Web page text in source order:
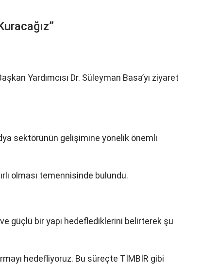
Yardımcısı Dr. Süleyman Basa’yı ziyaret
sektörünün gelişimine yönelik önemli
olması temennisinde bulundu.
güçlü bir yapı hedeflediklerini belirterek şu
hedefliyoruz. Bu süreçte TİMBİR gibi